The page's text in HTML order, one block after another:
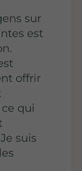
sur
est
offrir
qui
suis